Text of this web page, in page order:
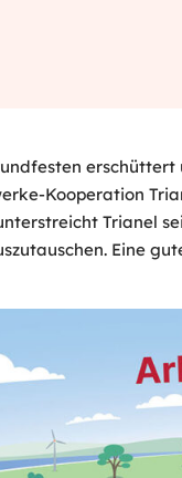
Kooperation
Trianel
Eine